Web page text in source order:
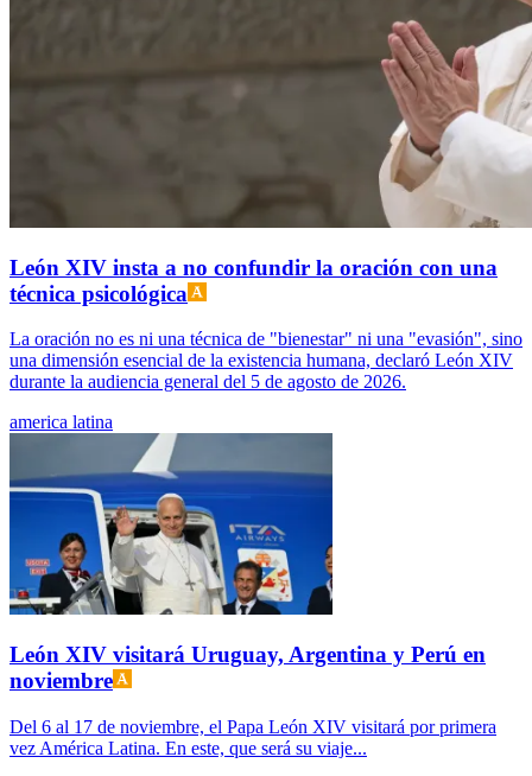
León XIV insta a no confundir la oración con una
técnica psicológica
La oración no es ni una técnica de "bienestar" ni una "evasión", sino
una dimensión esencial de la existencia humana, declaró León XIV
durante la audiencia general del 5 de agosto de 2026.
america latina
León XIV visitará Uruguay, Argentina y Perú en
noviembre
Del 6 al 17 de noviembre, el Papa León XIV visitará por primera
vez América Latina. En este, que será su viaje...